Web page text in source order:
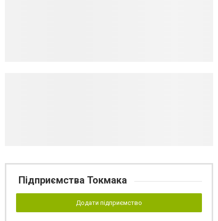
Підприємства Токмака
Додати підприємство